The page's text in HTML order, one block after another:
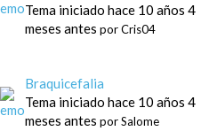
Tema iniciado hace 10 años 4
meses antes porCris04
Braquicefalia
Tema iniciado hace 10 años 4
meses antes porSalome